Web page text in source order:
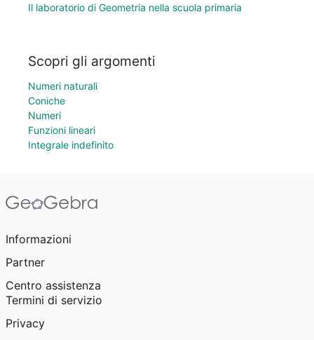
Il laboratorio di Geometria nella scuola primaria
Scopri gli argomenti
Numeri naturali
Coniche
Numeri
Funzioni lineari
Integrale indefinito
Informazioni
Partner
Centro assistenza
Termini di servizio
Privacy